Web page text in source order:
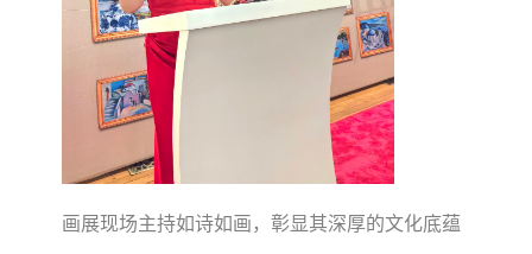
画展现场主持如诗如画，彰显其深厚的文化底蕴